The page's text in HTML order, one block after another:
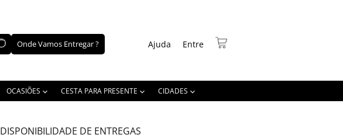
Onde Vamos Entregar ? Entre
Ajuda
OCASIÕES CESTA PARA PRESENTE CIDADES
DISPONIBILIDADE DE ENTREGAS